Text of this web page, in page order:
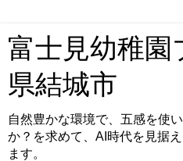
富士見幼稚園
県結城市
自然豊かな環境で、五感を使
か？を求めて、AI時代を見据
ます。